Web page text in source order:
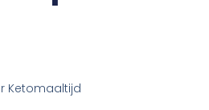
Ketomaaltijd